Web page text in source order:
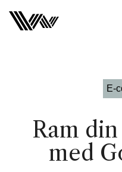
E-
Ram
med